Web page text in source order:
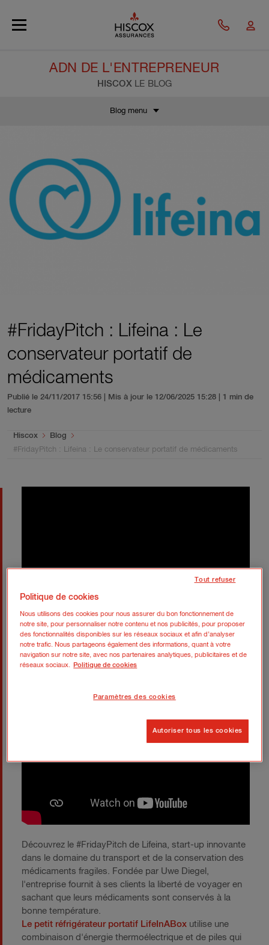
ADN DE L'ENTREPRENEUR
HISCOX LE BLOG
Blog menu
#FridayPitch : Lifeina : Le
conservateur portatif de
médicaments
Publié le 24/11/2017 15:56 | Mis à jour le 12/06/2025 15:28
| 1 min de
lecture
You are here:
Hiscox
Blog
#FridayPitch : Lifeina : Le conservateur portatif de médicaments
Découvrez le #FridayPitch de Lifeina, start-up innovante
dans le domaine du transport et de la conservation des
médicaments fragiles. Fondée par Uwe Diegel,
l'entreprise fournit à ses clients la liberté de voyager en
sachant que leurs médicaments sont conservés à la
bonne température.
Le petit réfrigérateur portatif LifeInABox utilise une
combinaison d'énergie thermoélectrique et de piles qui
Politique de cookies
Nous utilisons des cookies pour nous assurer du bon fonctionnement de
notre site, pour personnaliser notre contenu et nos publicités, pour proposer
des fonctionnalités disponibles sur les réseaux sociaux et afin d’analyser
notre trafic. Nous partageons également des informations, quant à votre
navigation sur notre site, avec nos partenaires analytiques, publicitaires et de
réseaux sociaux. Politique de cookies
Paramètres des cookies
Tout refuser
Autoriser tous les cookies